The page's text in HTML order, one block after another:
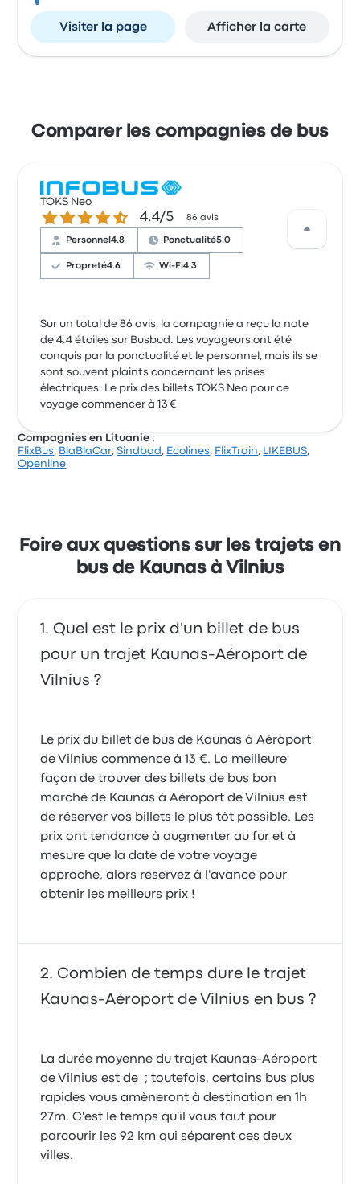
Visiter la page Afficher la carte
Comparer les compagnies de bus
TOKS Neo
4.4 sur 5 étoiles 4.4/5 86 avis
Personnel4.8 Ponctualité5.0
Propreté4.6 Wi-Fi4.3
Sur un total de 86 avis, la compagnie a reçu la note
de 4.4 étoiles sur Busbud. Les voyageurs ont été
conquis par la ponctualité et le personnel, mais ils se
sont souvent plaints concernant les prises
électriques. Le prix des billets TOKS Neo pour ce
voyage commencer à 13 €
Compagnies en Lituanie :
FlixBus, BlaBlaCar,Sindbad , Ecolines, FlixTrain, LIKEBUS,
Openline
Foire aux questions sur les trajets en
bus de Kaunas à Vilnius
Quel est le prix d'un billet de bus
pour un trajet Kaunas-Aéroport de
Vilnius ?
Le prix du billet de bus de Kaunas à Aéroport
de Vilnius commence à 13 €. La meilleure
façon de trouver des billets de bus bon
marché de Kaunas à Aéroport de Vilnius est
de réserver vos billets le plus tôt possible. Les
prix ont tendance à augmenter au fur et à
mesure que la date de votre voyage
approche, alors réservez à l'avance pour
obtenir les meilleurs prix !
Combien de temps dure le trajet
Kaunas-Aéroport de Vilnius en bus ?
La durée moyenne du trajet Kaunas-Aéroport
de Vilnius est de ; toutefois, certains bus plus
rapides vous amèneront à destination en 1h
27m. C'est le temps qu'il vous faut pour
parcourir les 92 km qui séparent ces deux
villes.